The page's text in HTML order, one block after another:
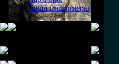
Наши информеры